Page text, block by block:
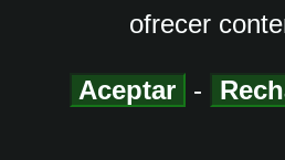
ofrecer
Aceptar -